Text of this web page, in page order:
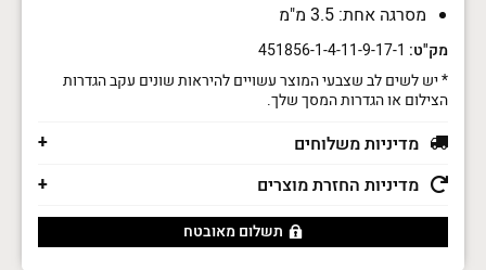
מסרגה אחת: 3.5 מ"מ
מק"ט:
* יש לשים לב שצבעי המוצר עשויים להיראות שונים עקב הגדרות
הצילום או הגדרות המסך שלך.
מדיניות משלוחים
מדיניות החזרת מוצרים
תשלום מאובטח